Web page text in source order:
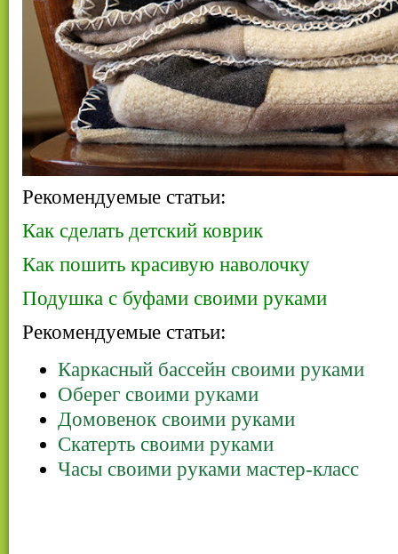
Рекомендуемые статьи:
Как сделать детский коврик
Как пошить красивую наволочку
Подушка с буфами своими руками
Рекомендуемые статьи:
Каркасный бассейн своими руками
Оберег своими руками
Домовенок своими руками
Скатерть своими руками
Часы своими руками мастер-класс